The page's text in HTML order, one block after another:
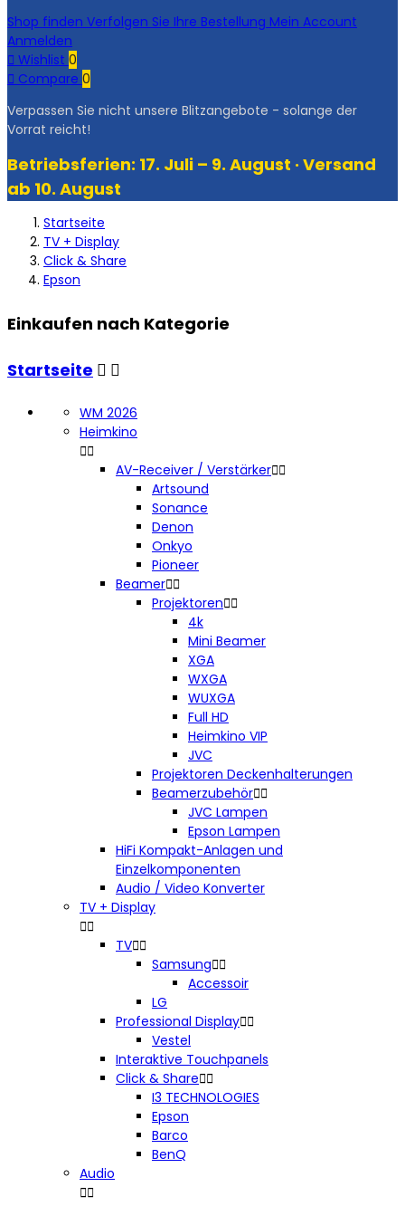
Shop finden Verfolgen Sie Ihre Bestellung Mein Account
Anmelden
 Wishlist 0
 Compare 0
Verpassen Sie nicht unsere Blitzangebote - solange der
Vorrat reicht!
Betriebsferien: 17. Juli – 9. August · Versand
ab 10. August
Startseite
TV + Display
Click & Share
Epson
Einkaufen nach Kategorie
Startseite  
WM 2026
Heimkino

AV-Receiver / Verstärker
Artsound
Sonance
Denon
Onkyo
Pioneer
Beamer
Projektoren
4k
Mini Beamer
XGA
WXGA
WUXGA
Full HD
Heimkino VIP
JVC
Projektoren Deckenhalterungen
Beamerzubehör
JVC Lampen
Epson Lampen
HiFi Kompakt-Anlagen und
Einzelkomponenten
Audio / Video Konverter
TV + Display

TV
Samsung
Accessoir
LG
Professional Display
Vestel
Interaktive Touchpanels
Click & Share
I3 TECHNOLOGIES
Epson
Barco
BenQ
Audio
